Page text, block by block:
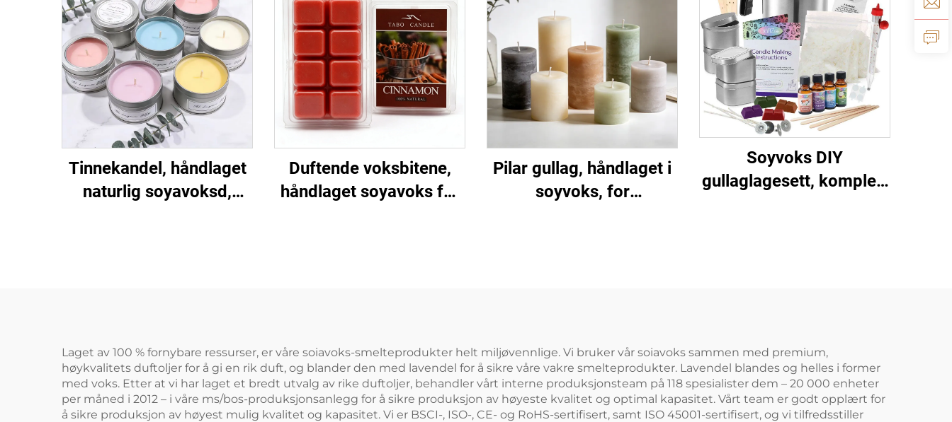
Tinnekandel, håndlaget
naturlig soyavoksd,
Duftende voksbitene,
håndlaget soyavoks for
Pilar gullag, håndlaget i
soyvoks, for
Soyvoks DIY
gullaglagesett, komplett
Laget av 100 % fornybare ressurser, er våre soiavoks-smelteprodukter helt miljøvennlige. Vi bruker vår soiavoks sammen med premium,
høykvalitets duftoljer for å gi en rik duft, og blander den med lavendel for å sikre våre vakre smelteprodukter. Lavendel blandes og helles i former
med voks. Etter at vi har laget et bredt utvalg av rike duftoljer, behandler vårt interne produksjonsteam på 118 spesialister dem – 20 000 enheter
per måned i 2012 – i våre ms/bos-produksjonsanlegg for å sikre produksjon av høyeste kvalitet og optimal kapasitet. Vårt team er godt opplært for
å sikre produksjon av høyest mulig kvalitet og kapasitet. Vi er BSCI-, ISO-, CE- og RoHS-sertifisert, samt ISO 45001-sertifisert, og vi tilfredsstiller